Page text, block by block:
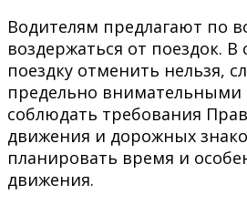
Водителям предлагают по
воздержаться от поездок. В
поездку отменить нельзя,
предельно внимательными
соблюдать требования
движения и дорожных
планировать время и
движения.